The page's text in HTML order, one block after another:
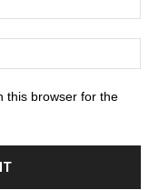
this browser for the